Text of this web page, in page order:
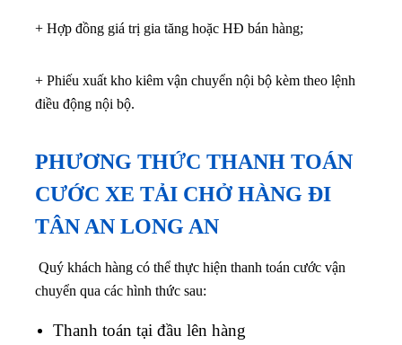
+ Hợp đồng giá trị gia tăng hoặc HĐ bán hàng;
+ Phiếu xuất kho kiêm vận chuyển nội bộ kèm theo lệnh
điều động nội bộ.
PHƯƠNG THỨC THANH TOÁN
CƯỚC XE TẢI CHỞ HÀNG ĐI
TÂN AN LONG AN
Quý khách hàng có thể thực hiện thanh toán cước vận
chuyển qua các hình thức sau:
Thanh toán tại đầu lên hàng